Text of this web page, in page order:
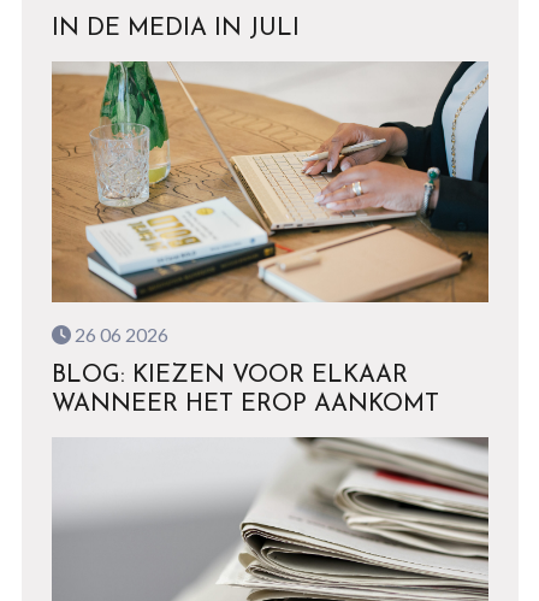
IN DE MEDIA IN JULI
26 06 2026
BLOG: KIEZEN VOOR ELKAAR
WANNEER HET EROP AANKOMT